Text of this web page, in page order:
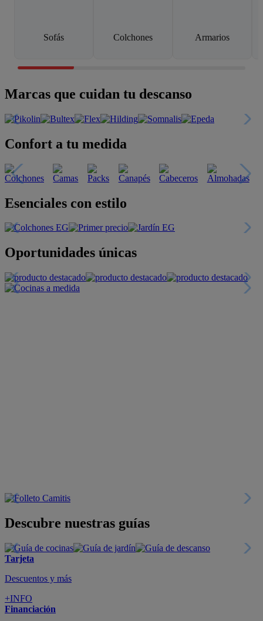
Sofás Colchones Armarios
Marcas que cuidan tu descanso
Confort a tu medida
Esenciales con estilo
Oportunidades únicas
Descubre nuestras guías
Tarjeta
Descuentos y más
+INFO
Financiación